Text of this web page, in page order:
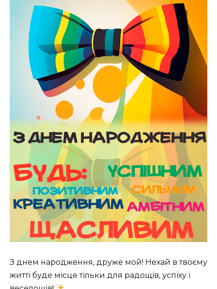
З днем народження, друже мой! Нехай в твоєму
житті буде місце тільки для радощів, успіху і